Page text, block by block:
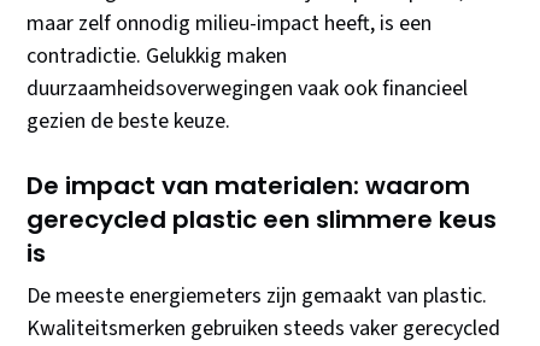
maar zelf onnodig milieu-impact heeft, is een
contradictie. Gelukkig maken
duurzaamheidsoverwegingen vaak ook financieel
gezien de beste keuze.
De impact van materialen: waarom
gerecycled plastic een slimmere keus
is
De meeste energiemeters zijn gemaakt van plastic.
Kwaliteitsmerken gebruiken steeds vaker gerecycled